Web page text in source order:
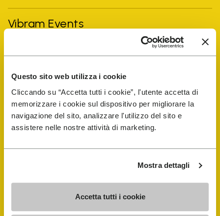
Questo sito web utilizza i cookie
Cliccando su “Accetta tutti i cookie”, l'utente accetta di
memorizzare i cookie sul dispositivo per migliorare la
navigazione del sito, analizzare l'utilizzo del sito e
assistere nelle nostre attività di marketing.
Mostra dettagli
Accetta tutti i cookie
Vibram Events
Guida alle FiveFingers
Shop
Shoe Repair Locator
Store Locator